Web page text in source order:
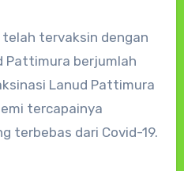
tervaksin dengan
Pattimura berjumlah
Lanud Pattimura
tercapainya
terbebas dari Covid-19.